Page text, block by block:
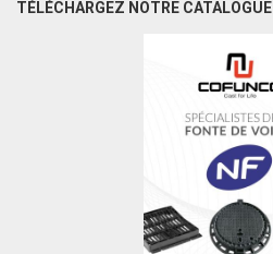
TÉLÉCHARGEZ NOTRE CATALOGUE